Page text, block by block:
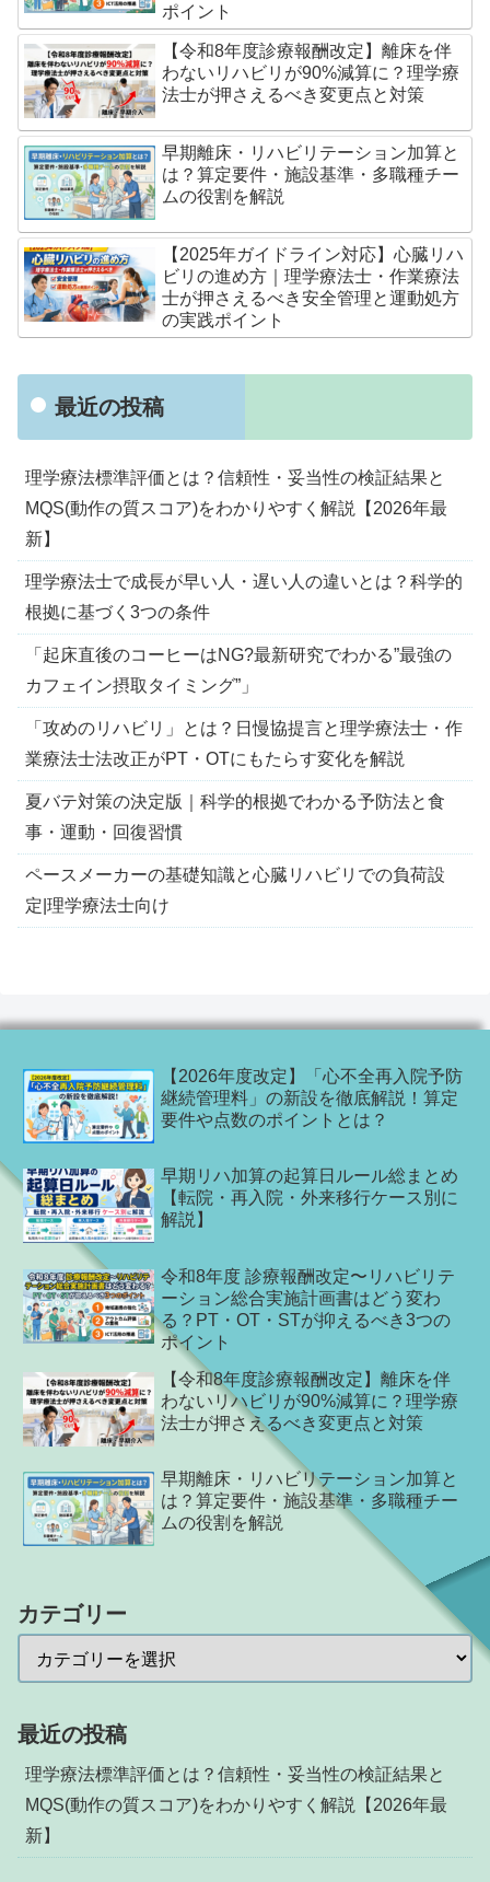
ポイント
【令和8年度診療報酬改定】離床を伴
わないリハビリが90%減算に？理学療
法士が押さえるべき変更点と対策
早期離床・リハビリテーション加算と
は？算定要件・施設基準・多職種チー
ムの役割を解説
【2025年ガイドライン対応】心臓リハ
ビリの進め方｜理学療法士・作業療法
士が押さえるべき安全管理と運動処方
の実践ポイント
最近の投稿
理学療法標準評価とは？信頼性・妥当性の検証結果と
MQS(動作の質スコア)をわかりやすく解説【2026年最
新】
理学療法士で成長が早い人・遅い人の違いとは？科学的
根拠に基づく3つの条件
「起床直後のコーヒーはNG?最新研究でわかる”最強の
カフェイン摂取タイミング”」
「攻めのリハビリ」とは？日慢協提言と理学療法士・作
業療法士法改正がPT・OTにもたらす変化を解説
夏バテ対策の決定版｜科学的根拠でわかる予防法と食
事・運動・回復習慣
ペースメーカーの基礎知識と心臓リハビリでの負荷設
定|理学療法士向け
【2026年度改定】「心不全再入院予防
継続管理料」の新設を徹底解説！算定
要件や点数のポイントとは？
早期リハ加算の起算日ルール総まとめ
【転院・再入院・外来移行ケース別に
解説】
令和8年度 診療報酬改定〜リハビリテ
ーション総合実施計画書はどう変わ
る？PT・OT・STが抑えるべき3つの
ポイント
【令和8年度診療報酬改定】離床を伴
わないリハビリが90%減算に？理学療
法士が押さえるべき変更点と対策
早期離床・リハビリテーション加算と
は？算定要件・施設基準・多職種チー
ムの役割を解説
カテゴリー
最近の投稿
理学療法標準評価とは？信頼性・妥当性の検証結果と
MQS(動作の質スコア)をわかりやすく解説【2026年最
新】